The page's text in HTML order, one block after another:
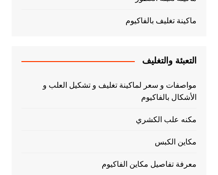
ماكينة تغليف بالفاكيوم
التعبئة والتغليف
مواصفات و سعر لماكينة تغليف و تشكيل العلب و
الأشكال بالفاكيوم
مكنه علب الكشري
مكاين الكبس
معرفة تفاصيل مكاين الفاكيوم